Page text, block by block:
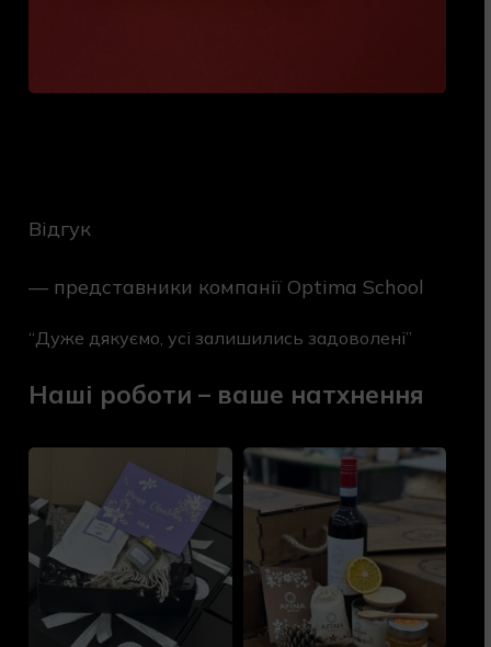
Відгук
— представники компанії Optima School
“Дуже дякуємо, усі залишились задоволені”
Наші роботи – ваше натхнення
набори
для
Eis
Індивідуальні
бокси
для
Afina
Group